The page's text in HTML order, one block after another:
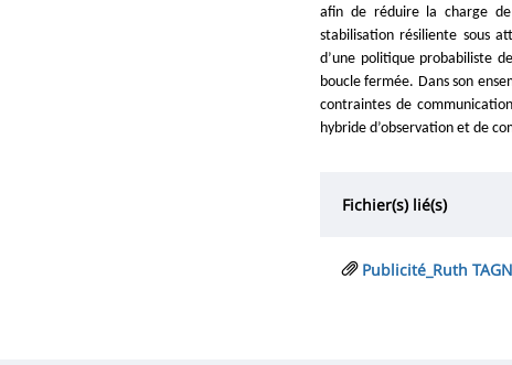
afin de réduire la charge
stabilisation résiliente sous
d’une politique probabiliste
boucle fermée. Dans son
contraintes de
hybride d’observation et de
Fichier(s) lié(s)
Publicité_Ruth